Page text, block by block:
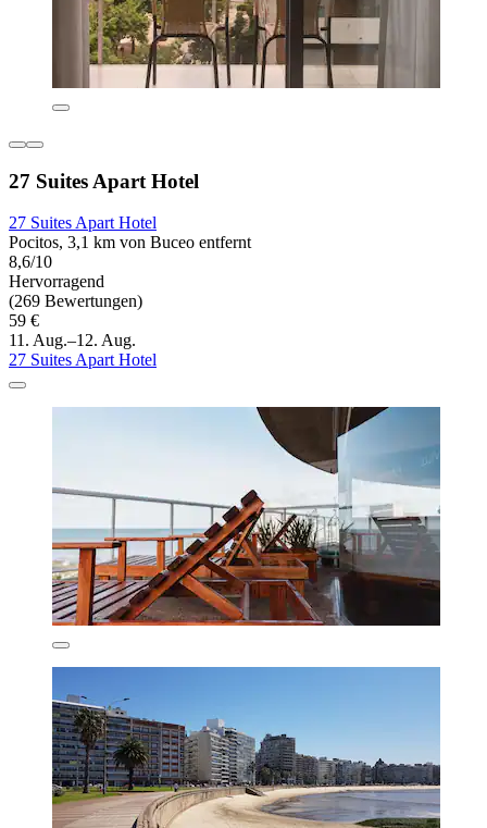
27 Suites Apart Hotel
27 Suites Apart Hotel
Pocitos, 3,1 km von Buceo entfernt
8,6/10
Hervorragend
(269 Bewertungen)
59 €
11. Aug.–12. Aug.
27 Suites Apart Hotel